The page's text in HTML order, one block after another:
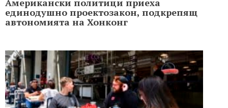
Американски политици приеха
единодушно проектозакон, подкрепящ
автономията на Хонконг